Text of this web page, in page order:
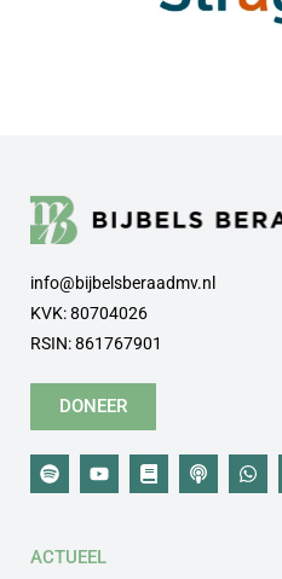
info@bijbelsberaadmv.nl
KVK: 80704026
RSIN: 861767901
DONEER
ACTUEEL